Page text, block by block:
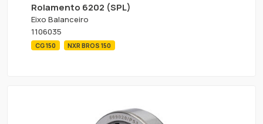
Rolamento 6202 (SPL)
Eixo Balanceiro
1106035
CG 150 NXR BROS 150